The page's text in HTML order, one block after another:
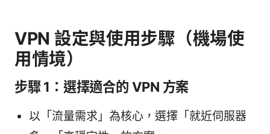
VPN 設定與使用步驟（機場使
用情境）
步驟 1：選擇適合的 VPN 方案
以「流量需求」為核心，選擇「就近伺服器